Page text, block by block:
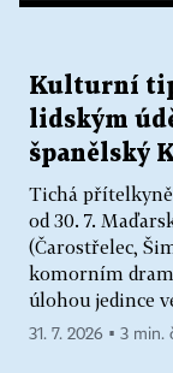
Kulturní
lidským
španělský
Tichá
od 30. 7.
(Čarostřelec,
komorním
úlohou jedince
31. 7. 2026 ▪ 3 min.